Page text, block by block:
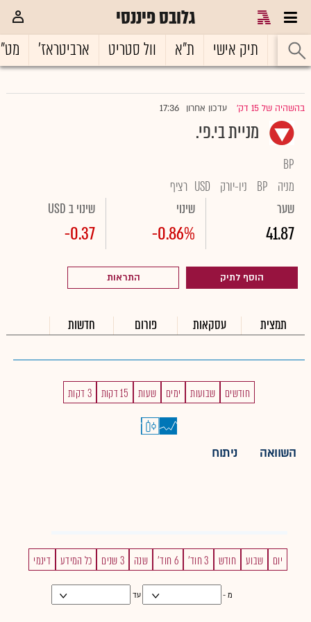
גלובס פיננסי
ראשי תיק אישי ת"א וול סטריט ארביטראז'
בהשהיה של 15 דק' עדכון אחרון 17:36
מניית בי.פי.
BP
מניה
BP ניו-יורק USD רציף
שער
41.87
שינוי
-0.86%
שינוי ב USD
-0.37
הוסף לתיק התראות
תמצית עסקאות פורום חדשות
חודשים שבועות ימים שעות 15 דקות 3 דקות
השוואה ניתוח
יום שבוע חודש 3 חוד' 6 חוד' שנה 3 שנים כל המידע דינמי
מ - עד